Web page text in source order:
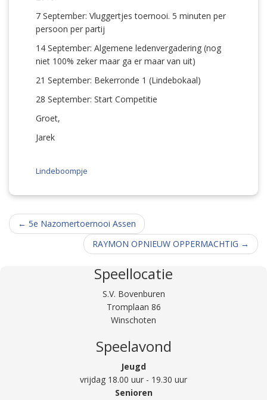
7 September: Vluggertjes toernooi. 5 minuten per
persoon per partij
14 September: Algemene ledenvergadering (nog
niet 100% zeker maar ga er maar van uit)
21 September: Bekerronde 1 (Lindebokaal)
28 September: Start Competitie
Groet,
Jarek
Lindeboompje
Berichtnavigatie
← 5e Nazomertoernooi Assen
RAYMON OPNIEUW OPPERMACHTIG →
Speellocatie
S.V. Bovenburen
Tromplaan 86
Winschoten
Speelavond
Jeugd
vrijdag 18.00 uur - 19.30 uur
Senioren